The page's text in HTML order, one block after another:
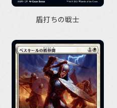
盾打ちの戦士